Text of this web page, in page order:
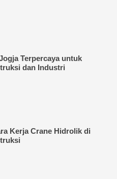
Terpercaya untuk
dan Industri
Kerja Crane Hidrolik di